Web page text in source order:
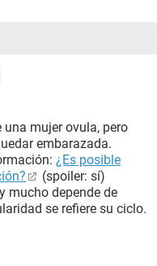
mujer ovula, pero
embarazada.
¿Es posible
(spoiler: sí)
mucho depende de
se refiere su ciclo.